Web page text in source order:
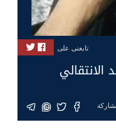
تابعنى على